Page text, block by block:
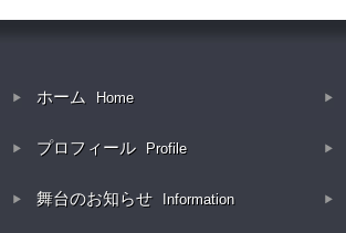
ホーム Home
プロフィール Profile
舞台のお知らせ Information